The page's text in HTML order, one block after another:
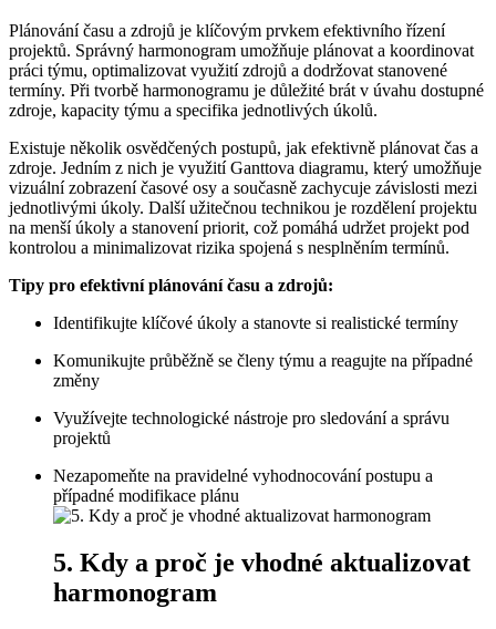
Plánování času a zdrojů je klíčovým prvkem efektivního řízení
projektů. Správný harmonogram umožňuje plánovat a koordinovat
práci týmu, optimalizovat využití zdrojů a dodržovat stanovené
termíny. Při tvorbě harmonogramu je důležité brát v úvahu dostupné
zdroje, kapacity týmu a specifika jednotlivých úkolů.
Existuje několik osvědčených postupů, jak efektivně plánovat čas a
zdroje. Jedním z nich je využití Ganttova diagramu, který umožňuje
vizuální zobrazení časové osy a současně zachycuje závislosti mezi
jednotlivými úkoly. Další užitečnou technikou je rozdělení projektu
na menší úkoly a stanovení priorit, což pomáhá udržet projekt pod
kontrolou a minimalizovat rizika spojená s nesplněním termínů.
Tipy pro efektivní plánování času a zdrojů:
Identifikujte klíčové úkoly a stanovte si realistické termíny
Komunikujte průběžně se členy týmu a reagujte na případné
změny
Využívejte technologické nástroje pro sledování a správu
projektů
Nezapomeňte na pravidelné vyhodnocování postupu a
případné modifikace plánu
5. Kdy a proč je vhodné aktualizovat
harmonogram